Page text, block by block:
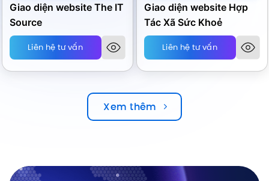
Giao diện website The IT
Source
Liên hệ tư vấn
Giao diện website Hợp
Tác Xã Sức Khoẻ
Liên hệ tư vấn
Xem thêm